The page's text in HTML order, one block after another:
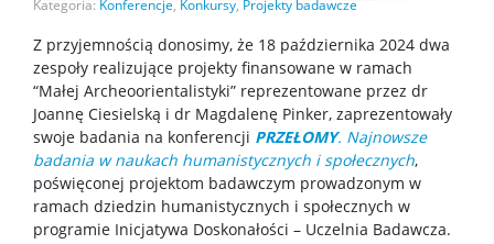
Kategoria:Konferencje,Konkursy,Projekty badawcze
Z przyjemnością donosimy, że 18 października 2024 dwa
zespoły realizujące projekty finansowane w ramach
“Małej Archeoorientalistyki” reprezentowane przez dr
Joannę Ciesielską i dr Magdalenę Pinker, zaprezentowały
swoje badania na konferencji PRZEŁOMY. Najnowsze
badania w naukach humanistycznych i społecznych,
poświęconej projektom badawczym prowadzonym w
ramach dziedzin humanistycznych i społecznych w
programie Inicjatywa Doskonałości – Uczelnia Badawcza.